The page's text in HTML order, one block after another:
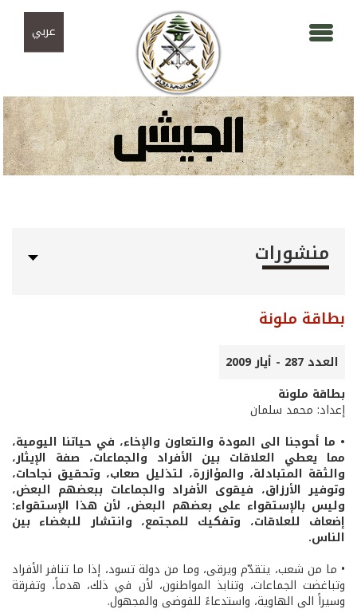
عربي
منشورات
بطاقة ملونة
العدد 287 - أيار 2009
بطاقة ملونة
إعداد: محمد سلمان
• ما أحوجنا الى المودة والتعاون والإخاء، في حياتنا اليومية،
مما يعطي العلاقات بين الأفراد والجماعات، صفة الإيثار،
والثقة المتبادلة، والمؤازرة، لتذليل صعاب، وتحقيق نجاحات،
وتوفير الأرزاق، فيقوى الأفراد والجماعات ببعضهم البعض،
وليس بالإستقواء على بعضهم البعض، لأن هذا الإستقواء:
إضعاف للعلاقات، وتفكيك للمجتمع، وانتشار للبغضاء بين
الناس.
• ما من شعب، يتقدّم ويرقى، وما من دولة تسود، إذا ما تنافر الأفراد
وتباغضت الجماعات، وتنابذ المواطنون، لأن في ذلك، هدماً، وتفرقة
وسيراً الى الهاوية، واستدعاءً للفوضى والمجهول.